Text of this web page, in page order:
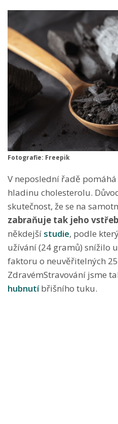
Fotografie: Freepik
V neposlední řadě
hladinu cholesterolu.
skutečnost, že se na
zabraňuje tak jeho
někdejší studie, podle
užívání (24 gramů) snížilo
faktoru o neuvěřitelných 25
ZdravémStravování jsme
hubnutíbřišního tuku.